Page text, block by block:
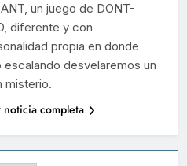
un juego de DONT-
diferente y con
propia en donde
escalando desvelaremos un
misterio.
noticia completa